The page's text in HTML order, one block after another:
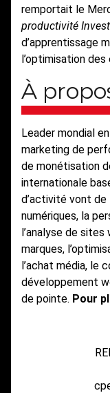
remportait le
productivité
d’apprentissage
l’optimisation
À
Leader mondial
marketing de
de monétisation
internationale
d’activité vont
numériques, la
l’analyse de
marques,
l’achat média, le
développement
de pointe. Pour